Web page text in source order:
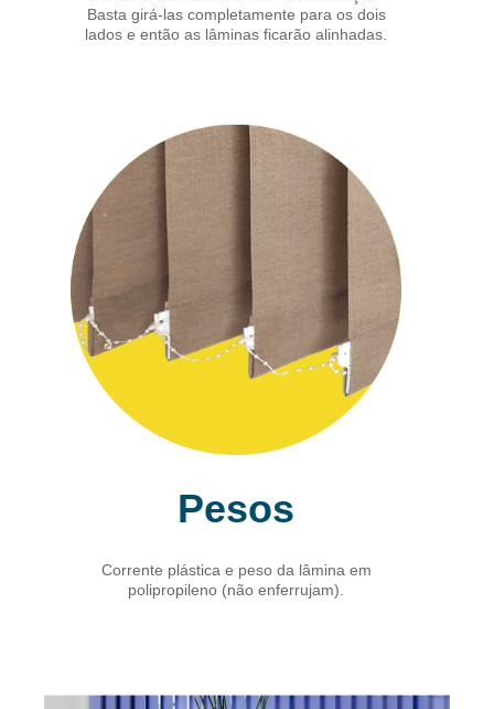
Basta girá-las completamente para os dois
lados e então as lâminas ficarão alinhadas.
Pesos
Corrente plástica e peso da lâmina em
polipropileno (não enferrujam).